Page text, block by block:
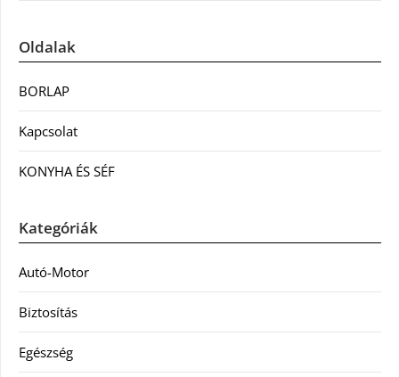
Oldalak
BORLAP
Kapcsolat
KONYHA ÉS SÉF
Kategóriák
Autó-Motor
Biztosítás
Egészség